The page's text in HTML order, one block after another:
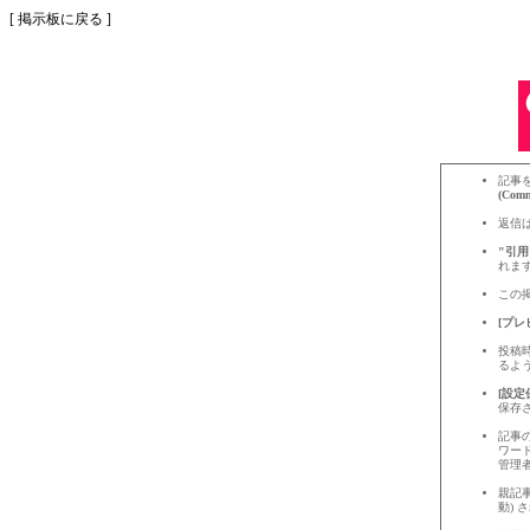
[ 掲示板に戻る ]
記事
返信
"引
れま
この
[プレ
投稿
るよ
[設定
保存
記事
ワー
管理
親記
動)